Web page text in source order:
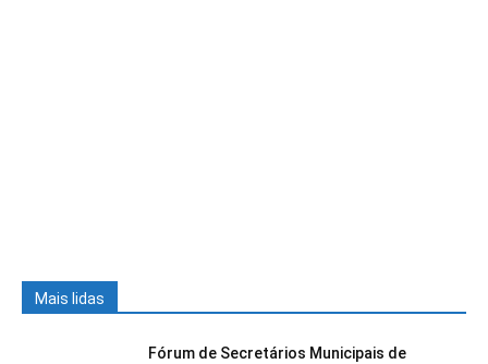
Mais lidas
Fórum de Secretários Municipais de